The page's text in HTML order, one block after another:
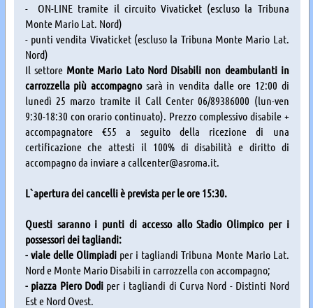
- ON-LINE tramite il circuito Vivaticket (escluso la Tribuna
Monte Mario Lat. Nord)
- punti vendita Vivaticket (escluso la Tribuna Monte Mario Lat.
Nord)
Il settore Monte Mario Lato Nord Disabili non deambulanti in
carrozzella più accompagnosarà in vendita dalle ore 12:00 di
lunedì 25 marzo tramite il Call Center 06/89386000 (lun-ven
9:30-18:30 con orario continuato). Prezzo complessivo disabile +
accompagnatore €55 a seguito della ricezione di una
certificazione che attesti il 100% di disabilità e diritto di
accompagno da inviare a callcenter@asroma.it.
L`apertura dei cancelli è prevista per le ore 15:30.
Questi saranno i punti di accesso allo Stadio Olimpico per i
possessori dei tagliandi:
- viale delle Olimpiadi per i tagliandi Tribuna Monte Mario Lat.
Nord e Monte Mario Disabili in carrozzella con accompagno;
- piazza Piero Dodiper i tagliandi di Curva Nord - Distinti Nord
Est e Nord Ovest.